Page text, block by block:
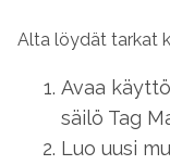
Alta löydät tarkat
Avaa
säilö Tag
Luo uusi